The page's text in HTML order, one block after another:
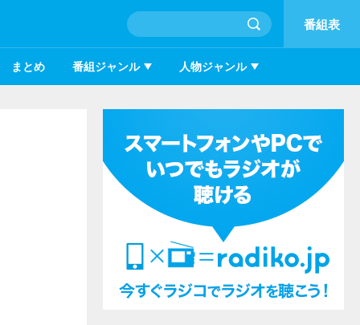
番組表
まとめ 番組ジャンル 人物ジャンル